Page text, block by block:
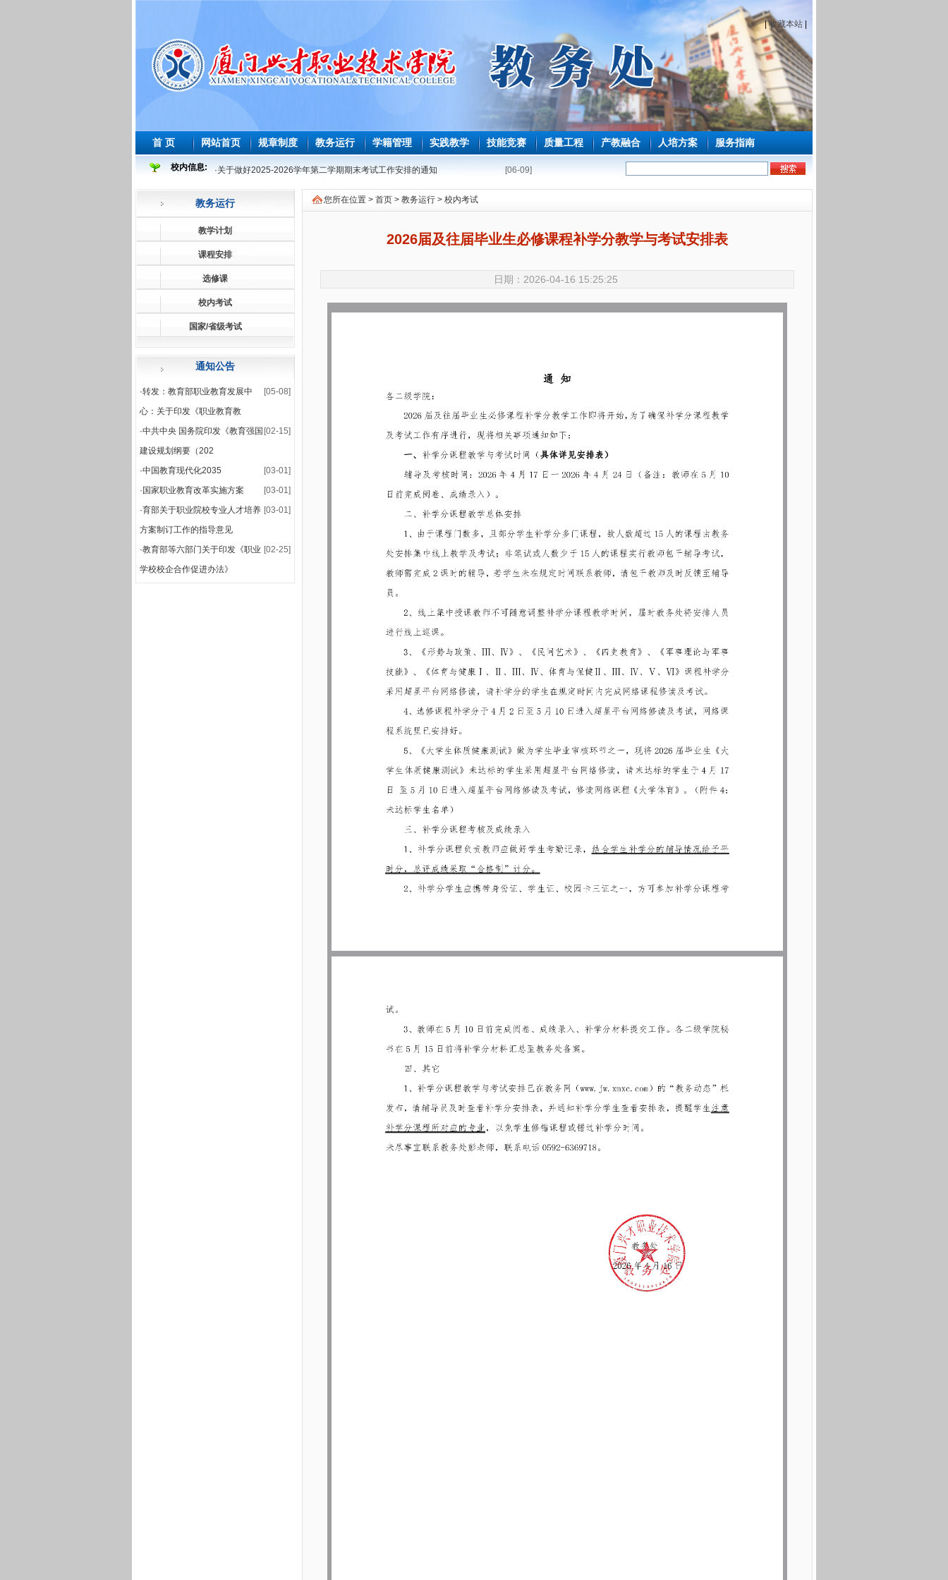
|收藏本站
首 页 网站首页 规章制度 教务运行 学籍管理 实践教学 技能竞赛 质量工程 产教融合 人培方案 服务指南
校内信息: [06-09]
·关于做好2025-2026学年第二学期期末考试工作安排的通知
[05-08]
2025-2026 学年度第二学期必修课程重修教学与考试安排表
[04-22]
·2026年师范生教育教学能力测试安排表
[04-16]
·2026届及往届毕业生必修课程补学分教学与考试安排表
[04-02]
·关于做好2026届及往届毕业生必修课、选修课程补学分报考的通知
[03-25]
关于做好2026届学前教育师范生免试认定教师资格证工作的通知
[03-18]
·2025-2026学年第一学期课程补考考试安排表
· 关于做好2025-2026学年第一学期课程补考工作的通知
·关于公布2025-2026学年第一学期期末集中考试安排的通知
教务运行
教学计划
课程安排
选修课
校内考试
国家/省级考试
通知公告
[05-08]
·转发：教育部职业教育发展中
心：关于印发《职业教育教
[02-15]
·中共中央 国务院印发《教育强国
建设规划纲要（202
[03-01]
·中国教育现代化2035
[03-01]
· 国家职业教育改革实施方案
[03-01]
·育部关于职业院校专业人才培养
方案制订工作的指导意见
[02-25]
·教育部等六部门关于印发《职业
学校校企合作促进办法》
您所在位置 > 首页 > 教务运行 > 校内考试
2026届及往届毕业生必修课程补学分教学与考试安排表
日期：2026-04-16 15:25:25